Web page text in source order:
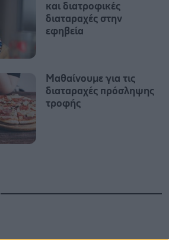
και διατροφικές
διαταραχές στην
εφηβεία
Μαθαίνουμε για τις
διαταραχές πρόσληψης
τροφής